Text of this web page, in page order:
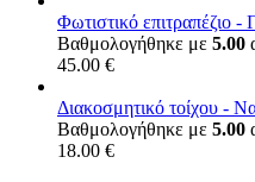
Φωτιστικό επιτραπέζιο -
Βαθμολογήθηκε με 5.00
45.00 €
Διακοσμητικό τοίχου -
Βαθμολογήθηκε με 5.00
18.00 €